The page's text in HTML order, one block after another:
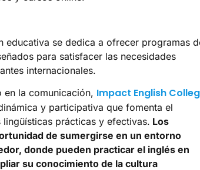
educativa se dedica a ofrecer programas
para satisfacer las necesidades
internacionales.
en la comunicación, Impact English
y participativa que fomenta el
prácticas y efectivas. Los
de sumergirse en un entorno
donde pueden practicar el inglés en
su conocimiento de la cultura